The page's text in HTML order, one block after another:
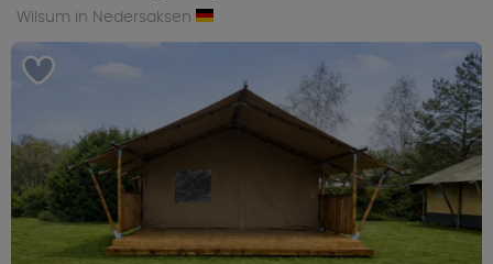
Wilsum in Nedersaksen